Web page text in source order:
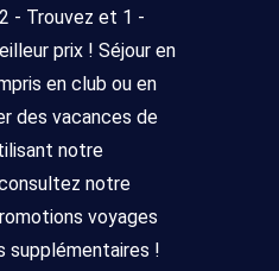
- Trouvez et 1 -
prix ! Séjour en
en club ou en
des vacances de
notre
notre
voyages
supplémentaires !